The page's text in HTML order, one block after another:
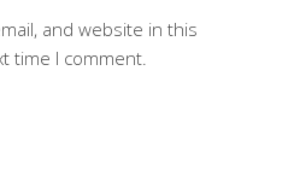
and website in this
time I comment.